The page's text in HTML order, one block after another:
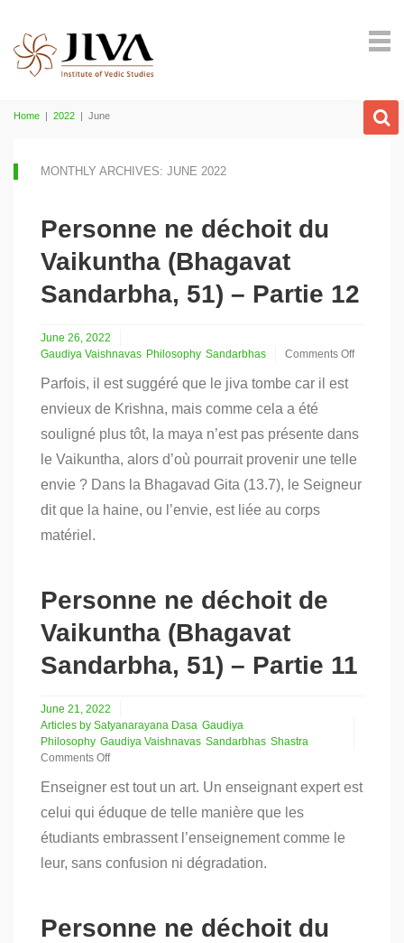
Home | 2022 | June
MONTHLY ARCHIVES: JUNE 2022
Personne ne déchoit du
Vaikuntha (Bhagavat
Sandarbha, 51) – Partie 12
June 26, 2022
Gaudiya Vaishnavas Philosophy Sandarbhas
Comments Off
Personne
du
Vaikuntha
(Bhagavat
Sandarbha,
–
Parfois, il est suggéré que le jiva tombe car il est
envieux de Krishna, mais comme cela a été
souligné plus tôt, la maya n’est pas présente dans
le Vaikuntha, alors d’où pourrait provenir une telle
envie ? Dans la Bhagavad Gita (13.7), le Seigneur
dit que la haine, ou l’envie, est liée au corps
matériel.
Personne ne déchoit de
Vaikuntha (Bhagavat
Sandarbha, 51) – Partie 11
June 21, 2022
Articles by Satyanarayana Dasa Gaudiya
Philosophy Gaudiya Vaishnavas Sandarbhas Shastra
Comments Off
Personne
de
Vaikuntha
(Bhagavat
–
Partie
Enseigner est tout un art. Un enseignant expert est
celui qui éduque de telle manière que les
étudiants embrassent l’enseignement comme le
leur, sans confusion ni dégradation.
Personne ne déchoit du